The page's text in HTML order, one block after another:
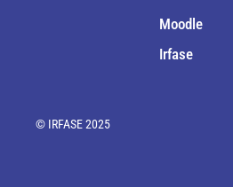
Moodle
Irfase
© IRFASE 2025